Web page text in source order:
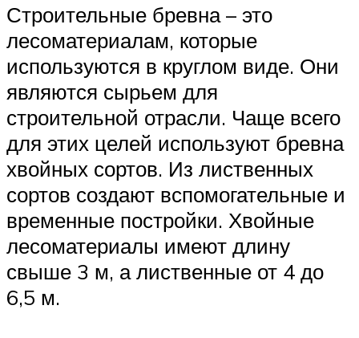
Строительные бревна – это
лесоматериалам, которые
используются в круглом виде. Они
являются сырьем для
строительной отрасли. Чаще всего
для этих целей используют бревна
хвойных сортов. Из лиственных
сортов создают вспомогательные и
временные постройки. Хвойные
лесоматериалы имеют длину
свыше 3 м, а лиственные от 4 до
6,5 м.